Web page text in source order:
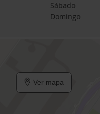
Sábado
Domingo
Ver mapa